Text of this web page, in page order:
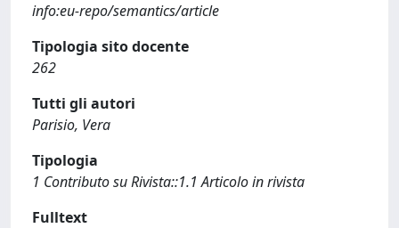
info:eu-repo/semantics/article
Tipologia sito docente
262
Tutti gli autori
Parisio, Vera
Tipologia
1 Contributo su Rivista::1.1 Articolo in rivista
Fulltext